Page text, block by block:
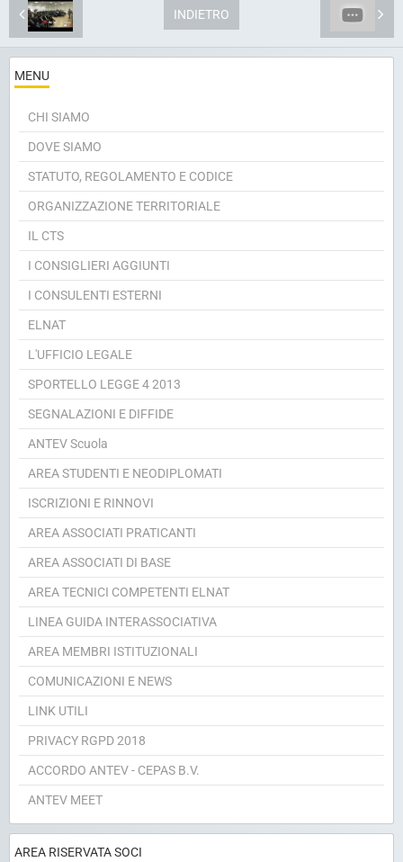
INDIETRO
MENU
CHI SIAMO
DOVE SIAMO
STATUTO, REGOLAMENTO E CODICE
ORGANIZZAZIONE TERRITORIALE
IL CTS
I CONSIGLIERI AGGIUNTI
I CONSULENTI ESTERNI
ELNAT
L'UFFICIO LEGALE
SPORTELLO LEGGE 4 2013
SEGNALAZIONI E DIFFIDE
ANTEV Scuola
AREA STUDENTI E NEODIPLOMATI
ISCRIZIONI E RINNOVI
AREA ASSOCIATI PRATICANTI
AREA ASSOCIATI DI BASE
AREA TECNICI COMPETENTI ELNAT
LINEA GUIDA INTERASSOCIATIVA
AREA MEMBRI ISTITUZIONALI
COMUNICAZIONI E NEWS
LINK UTILI
PRIVACY RGPD 2018
ACCORDO ANTEV - CEPAS B.V.
ANTEV MEET
AREA RISERVATA SOCI